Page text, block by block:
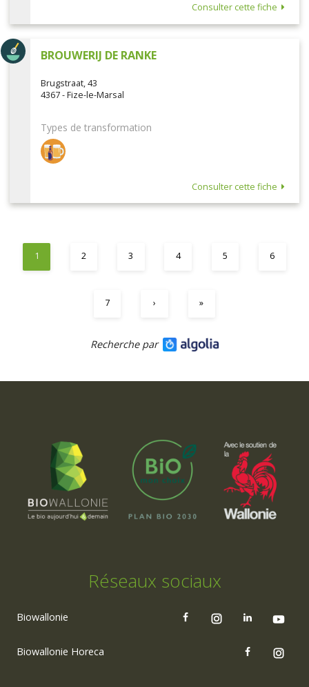
Consulter cette fiche
BROUWERIJ DE RANKE
Brugstraat, 43
4367 - Fize-le-Marsal
Types de transformation
Consulter cette fiche
1 2 3 4 5 6
7 › »
Recherche par
Réseaux sociaux
Biowallonie
Biowallonie Horeca